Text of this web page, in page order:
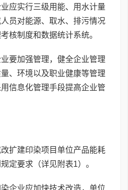
实行三级用能、用水计量
员对能源、取水、排污情况
核制度和数据统计系统。
加强管理，健全企业管理
、环境以及职业健康等管理
信息化管理手段提高企业管
建印染项目单位产品能耗
定要求（详见附表1）。